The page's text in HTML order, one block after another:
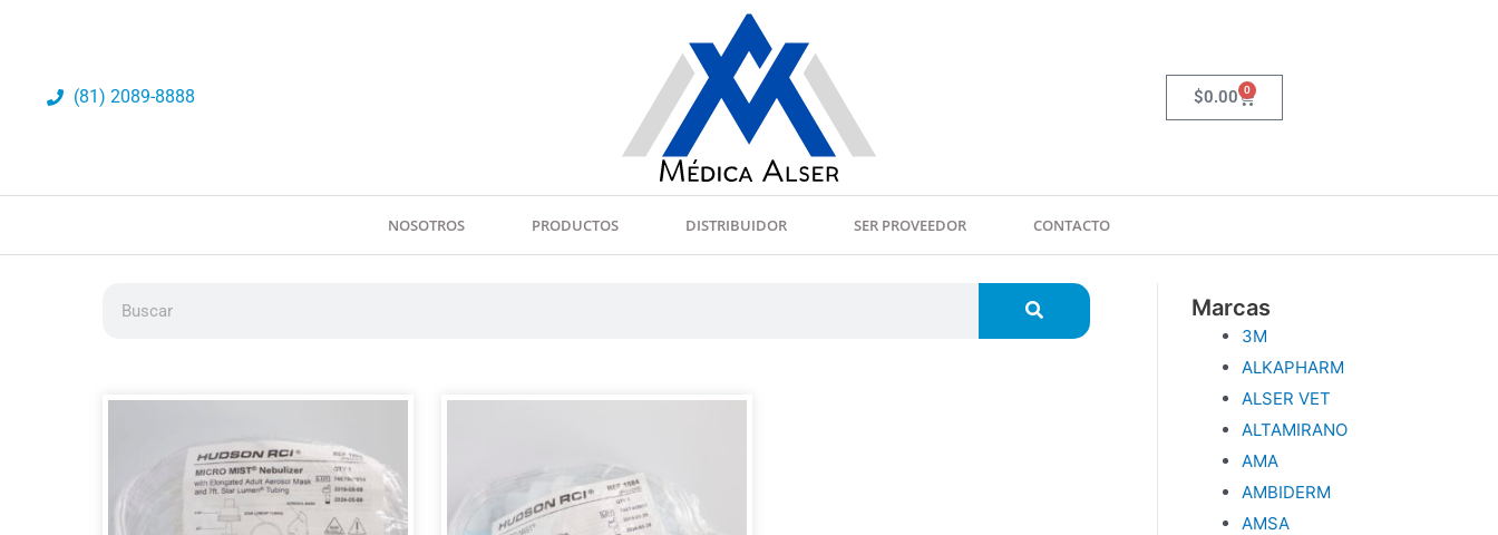
(81) 2089-8888
$0.00 0
Carrito
NOSOTROS PRODUCTOS DISTRIBUIDOR SER PROVEEDOR CONTACTO
Marcas
3M
ALKAPHARM
ALSER VET
ALTAMIRANO
AMA
AMBIDERM
AMSA